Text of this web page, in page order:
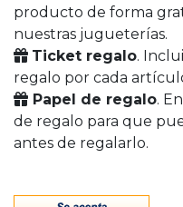
producto de forma
nuestras jugueterías.
Ticket regalo.
regalo por cada
Papel de regalo.
de regalo para que
antes de regalarlo.